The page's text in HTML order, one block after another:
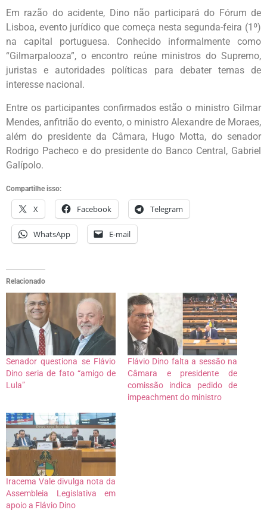
Em razão do acidente, Dino não participará do Fórum de
Lisboa, evento jurídico que começa nesta segunda-feira (1º)
na capital portuguesa. Conhecido informalmente como
“Gilmarpalooza”, o encontro reúne ministros do Supremo,
juristas e autoridades políticas para debater temas de
interesse nacional.
Entre os participantes confirmados estão o ministro Gilmar
Mendes, anfitrião do evento, o ministro Alexandre de Moraes,
além do presidente da Câmara, Hugo Motta, do senador
Rodrigo Pacheco e do presidente do Banco Central, Gabriel
Galípolo.
Compartilhe isso:
X Facebook Telegram
WhatsApp E-mail
Relacionado
Senador questiona se Flávio
Dino seria de fato “amigo de
Lula”
Flávio Dino falta a sessão na
Câmara e presidente de
comissão indica pedido de
impeachment do ministro
Iracema Vale divulga nota da
Assembleia Legislativa em
apoio a Flávio Dino